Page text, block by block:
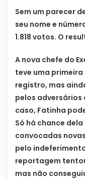
Sem um parecer
seu nome e
1.818 votos. O
A nova chefe do
teve uma
registro, mas
pelos
caso, Fatinha
Só há chance
convocadas
pelo
reportagem
mas não